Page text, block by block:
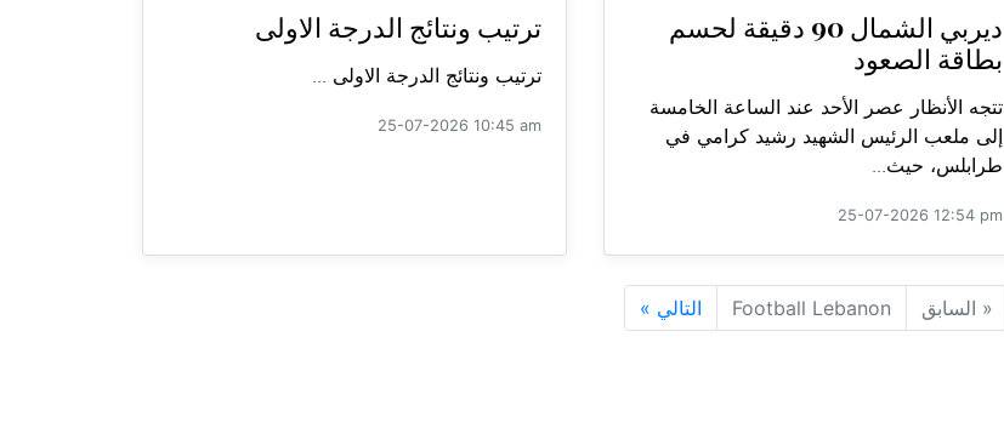
ديربي الشمال 90 دقيقة لحسم
بطاقة الصعود
تتجه الأنظار عصر الأحد عند الساعة الخامسة
إلى ملعب الرئيس الشهيد رشيد كرامي في
طرابلس، حيث...
25-07-2026 12:54 pm
ترتيب ونتائج الدرجة الاولى
ترتيب ونتائج الدرجة الاولى ...
25-07-2026 10:45 am
« السابق Football Lebanon التالي »